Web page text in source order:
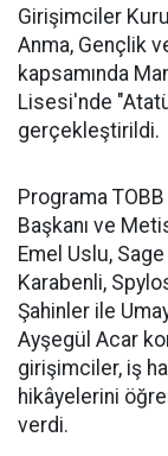
Girişimciler
Anma, Gençlik
kapsamında
Lisesi'nde
gerçekleştirildi.
Programa
Başkanı ve
Emel Uslu,
Karabenli,
Şahinler ile
Ayşegül Acar
girişimciler, iş
hikâyelerini
verdi.